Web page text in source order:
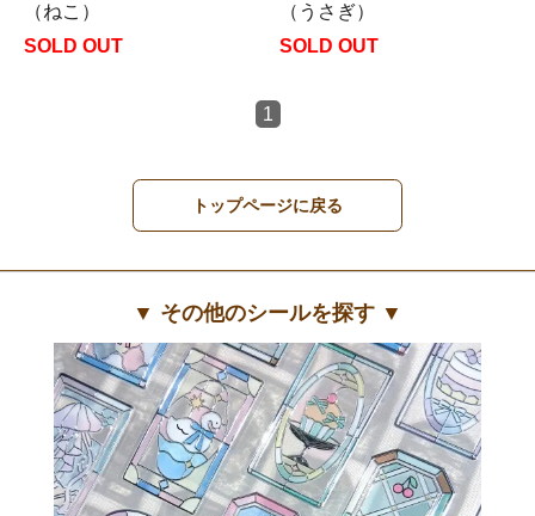
（ねこ）
SOLD OUT
（うさぎ）
SOLD OUT
1
トップページに戻る
▼ その他のシールを探す ▼